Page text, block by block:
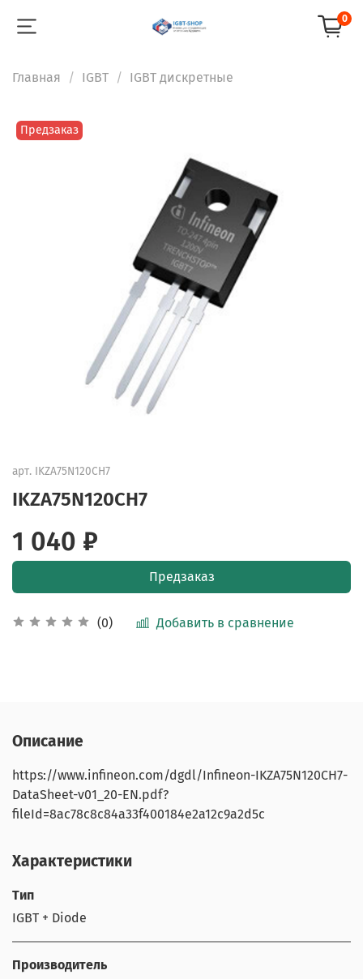
0
Главная IGBT IGBT дискретные
Предзаказ
арт. IKZA75N120CH7
IKZA75N120CH7
(0) Добавить в сравнение
1 040 ₽
Предзаказ
Описание
https://www.infineon.com/dgdl/Infineon-IKZA75N120CH7-
DataSheet-v01_20-EN.pdf?
fileId=8ac78c8c84a33f400184e2a12c9a2d5c
Характеристики
Тип
IGBT + Diode
Производитель